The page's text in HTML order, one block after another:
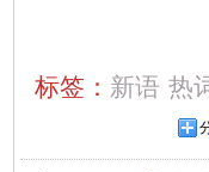
标签： 新语 热